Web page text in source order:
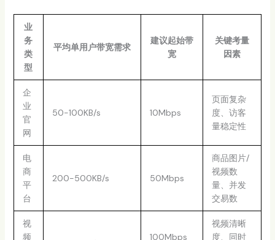
业
务
类
型
平均单用户带宽需求
建议起始带
宽
关键考量
因素
企
业
官
网
50-100KB/s 10Mbps
页面复杂
度、访客
量稳定性
电
商
平
台
200-500KB/s 50Mbps
商品图片/
视频数
量、并发
交易数
视
频
100Mbps
视频清晰
度、同时